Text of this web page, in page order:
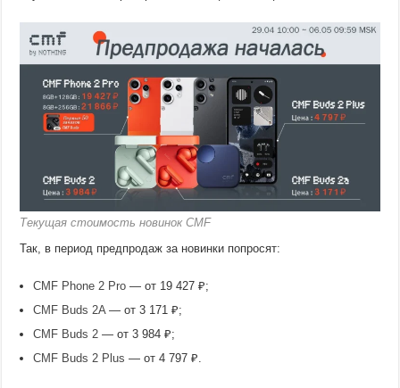
Текущая стоимость новинок CMF
Так, в период предпродаж за новинки попросят:
CMF Phone 2 Pro — от 19 427 ₽;
CMF Buds 2A— от 3 171 ₽;
CMF Buds 2 — от 3 984 ₽;
CMF Buds 2 Plus — от 4 797 ₽.